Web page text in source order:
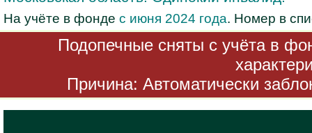
На учёте в фонде с июня 2024 года. Номер в
Подопечные сняты с учёта в
Причина: Автоматически